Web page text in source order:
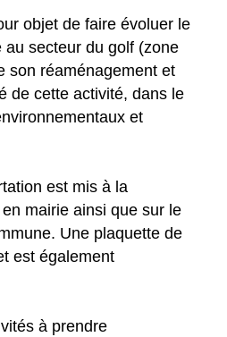
objet de faire évoluer le
au secteur du golf (zone
son réaménagement et
de cette activité, dans le
et
est mis à la
mairie ainsi que sur le
Une plaquette de
est également
à prendre